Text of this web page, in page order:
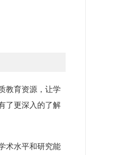
教育资源，让学
了更深入的了解
术水平和研究能